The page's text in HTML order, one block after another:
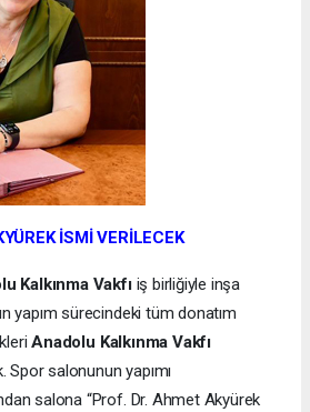
İSMİ VERİLECEK
Kalkınma Vakfıiş birliğiyle inşa
yapım sürecindeki tüm donatım
Anadolu Kalkınma Vakfı
Spor salonunun yapımı
salona “Prof. Dr. Ahmet Akyürek